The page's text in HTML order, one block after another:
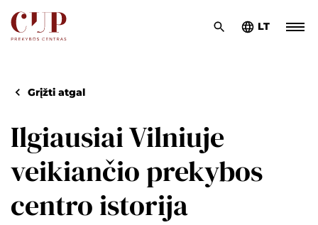
LT
Grįžti atgal
Ilgiausiai Vilniuje
veikiančio prekybos
centro istorija